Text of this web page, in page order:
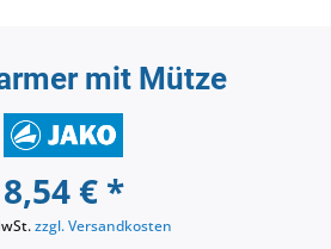
mit Mütze
8,54 € *
zzgl. Versandkosten